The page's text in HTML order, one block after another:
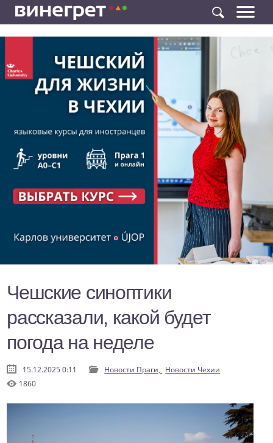
Чешские синоптики
рассказали, какой будет
погода на неделе
15.12.2025 0:11 Новости Праги, Новости Чехии
1860